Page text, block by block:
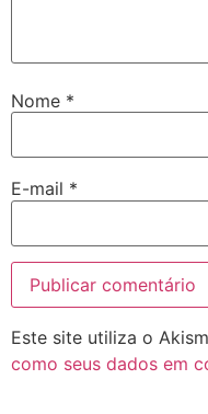
Nome *
E-mail *
Este site utiliza o
como seus dados em